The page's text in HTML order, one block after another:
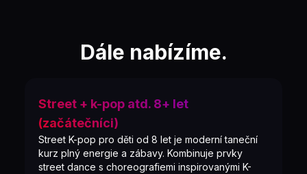
Dále nabízíme.
Street + k-pop atd. 8+ let
(začátečníci)
Street K-pop pro děti od 8 let je moderní taneční
kurz plný energie a zábavy. Kombinuje prvky
street dance s choreografiemi inspirovanými K-